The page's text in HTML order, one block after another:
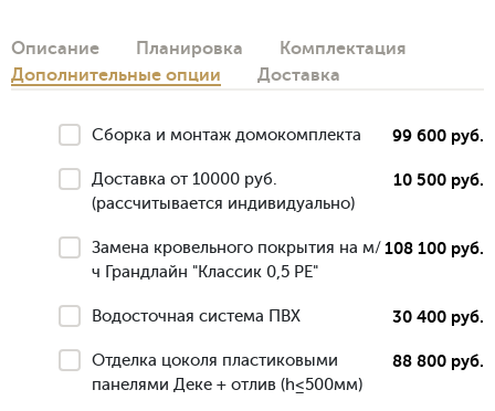
Описание Планировка
Комплектация
Дополнительные опции
Доставка
Сборка и монтаж домокомплекта 99 600 руб.
Доставка от 10000 руб.
(рассчитывается индивидуально)
10 500 руб.
Замена кровельного покрытия на м/
ч Грандлайн "Классик 0,5 РЕ"
108 100 руб.
Водосточная система ПВХ 30 400 руб.
Отделка цоколя пластиковыми
панелями Деке + отлив (h≤500мм)
88 800 руб.